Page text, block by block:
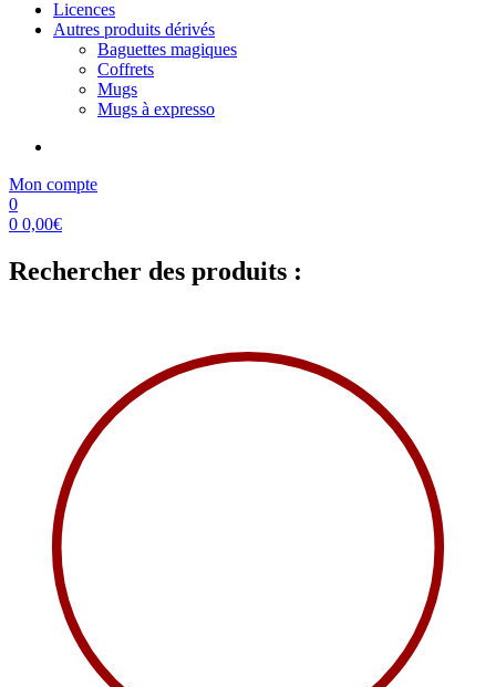
Licences
Autres produits dérivés
Baguettes magiques
Coffrets
Mugs
Mugs à expresso
Mon compte
0
0 0,00€
Rechercher des produits :